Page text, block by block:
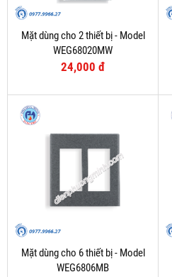
Mặt dùng cho 2 thiết bị - Model
WEG68020MW
24,000 đ
Mặt dùng cho 6 thiết bị - Model
WEG6806MB